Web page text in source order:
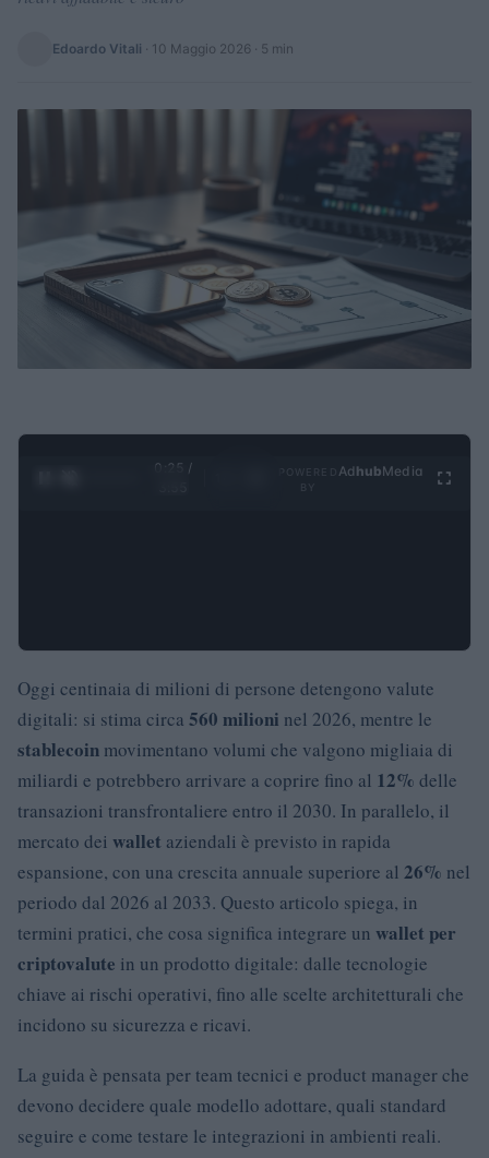
Edoardo Vitali · 10 Maggio 2026 · 5 min
0:26 /
Ad hubMedia
Oggi centinaia di milioni di persone detengono valute
digitali: si stima circa 560 milioni nel 2026, mentre le
stablecoin movimentano volumi che valgono migliaia di
miliardi e potrebbero arrivare a coprire fino al 12% delle
transazioni transfrontaliere entro il 2030. In parallelo, il
mercato dei wallet aziendali è previsto in rapida
espansione, con una crescita annuale superiore al 26% nel
periodo dal 2026 al 2033. Questo articolo spiega, in
termini pratici, che cosa significa integrare un wallet per
criptovalute in un prodotto digitale: dalle tecnologie
chiave ai rischi operativi, fino alle scelte architetturali che
incidono su sicurezza e ricavi.
La guida è pensata per team tecnici e product manager che
devono decidere quale modello adottare, quali standard
seguire e come testare le integrazioni in ambienti reali.